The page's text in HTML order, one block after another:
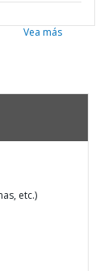
Vea más
etc.)